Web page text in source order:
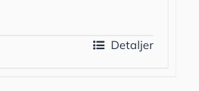
Detaljer